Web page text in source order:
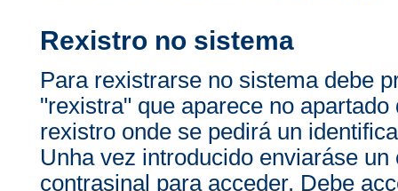
Rexistro no sistema
Para rexistrarse no sistema debe
"rexistra" que aparece no
rexistro onde se pedirá un
Unha vez introducido enviaráse
contrasinal para acceder. Debe